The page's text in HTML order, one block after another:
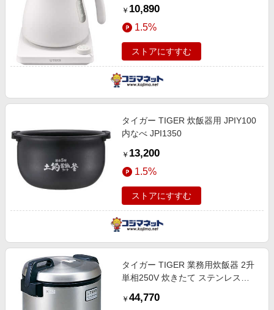
PTV-A080WG
￥ 10,890
1.5%
ストアにすすむ
タイガー TIGER 炊飯器用 JPIY100
内なべ JPI1350
￥ 13,200
1.5%
ストアにすすむ
タイガー TIGER 業務用炊飯器 2升
単相250V 炊きたて ステンレス
￥ 44,770